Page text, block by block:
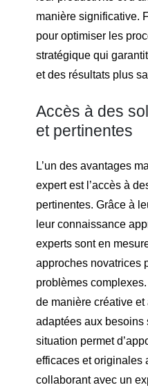
manière significative.
pour optimiser les
stratégique qui
et des résultats plus
Accès à des
et pertinentes
L’un des avantages
expert est l’accès à
pertinentes. Grâce à
leur connaissance
experts sont en
approches novatrices
problèmes
de manière créative
adaptées aux
situation permet
efficaces et originales
collaborant avec un